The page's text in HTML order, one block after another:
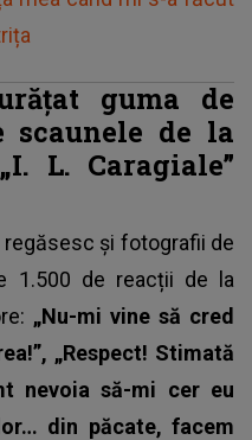
guma de
scaunele de la
L. Caragiale”
și fotografii de
1.500 de reacții de la
„Nu-mi vine să cred
„Respect! Stimată
nevoia să-mi cer eu
din păcate, facem